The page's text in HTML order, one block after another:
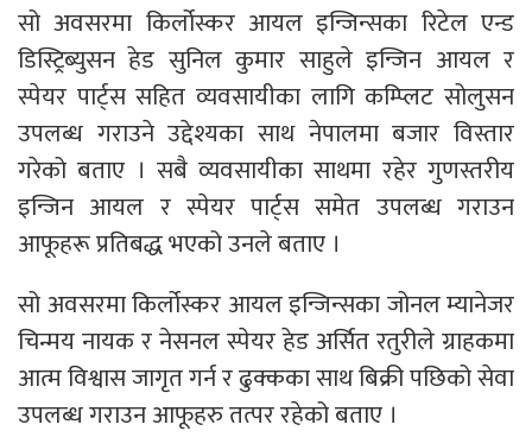
सो अवसरमा किर्लोस्कर आयल इन्जिन्सका रिटेल एन्ड
डिस्ट्रिब्युसन हेड सुनिल कुमार साहुले इन्जिन आयल र
स्पेयर पार्ट्स सहित व्यवसायीका लागि कम्प्लिट सोलुसन
उपलब्ध गराउने उद्देश्यका साथ नेपालमा बजार विस्तार
गरेको बताए । सबै व्यवसायीका साथमा रहेर गुणस्तरीय
इन्जिन आयल र स्पेयर पार्ट्स समेत उपलब्ध गराउन
आफूहरू प्रतिबद्ध भएको उनले बताए ।
सो अवसरमा किर्लोस्कर आयल इन्जिन्सका जोनल म्यानेजर
चिन्मय नायक र नेसनल स्पेयर हेड अर्सित रतुरीले ग्राहकमा
आत्म विश्वास जागृत गर्न र ढुक्कका साथ बिक्री पछिको सेवा
उपलब्ध गराउन आफूहरु तत्पर रहेको बताए ।